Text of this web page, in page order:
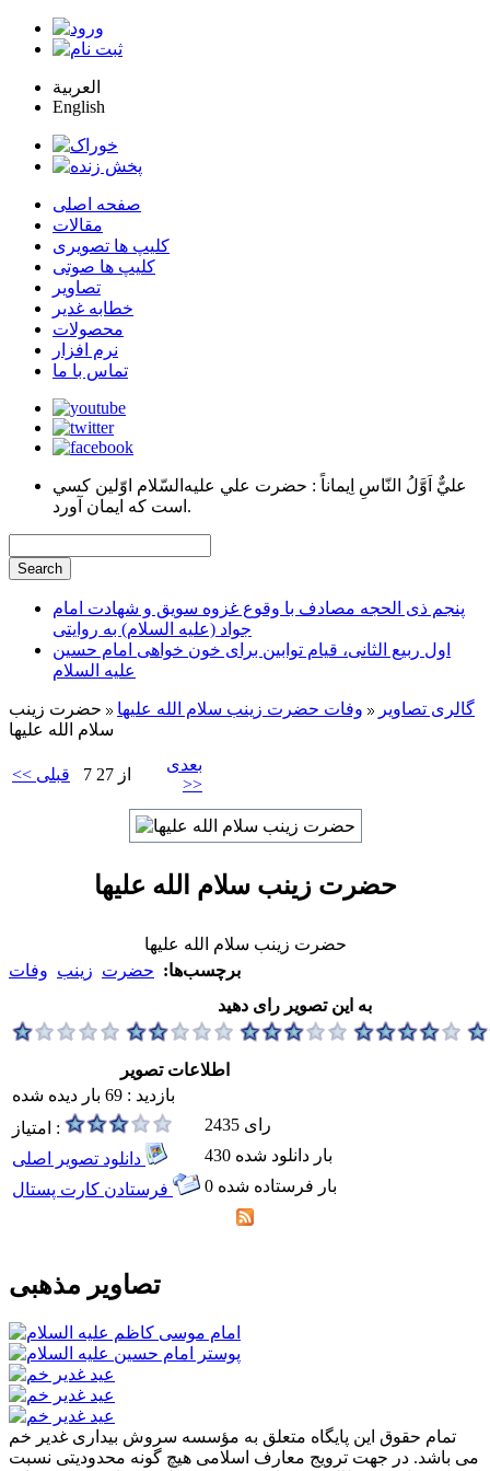
العربية
English
صفحه اصلی
مقالات
کلیپ ها تصویری
کلیپ ها صوتی
تصاویر
خطابه غدیر
محصولات
نرم افزار
تماس با ما
عليٌّ اَوَّلُ النّاسِ اِيماناً : حضرت علي عليه‌السّلام اوّلين كسي
است كه ايمان آورد.
پنجم ذی الحجه مصادف با وقوع غزوه سویق و شهادت امام
جواد (علیه السلام) به روایتی
اول ربیع الثانی، قیام توابین برای خون خواهی امام حسین
علیه السلام
گالری تصاویر وفات حضرت زینب سلام الله علیها
حضرت زینب
سلام الله علیها
<< قبلی 7 از 27
بعدی
>>
حضرت زینب سلام الله علیها
حضرت زینب سلام الله علیها
برچسب‌ها: حضرت زینب وفات
به این تصویر رای دهید
اطلاعات تصویر
بازدید : 69 بار دیده شده
امتیاز :
2435 رای
430 بار دانلود شده
0 بار فرستاده شده
تصاویر مذهبی
تمام حقوق این پایگاه متعلق به مؤسسه سروش بیداری غدیر خم
می باشد. در جهت ترویج معارف اسلامی هیچ گونه محدودیتی نسبت